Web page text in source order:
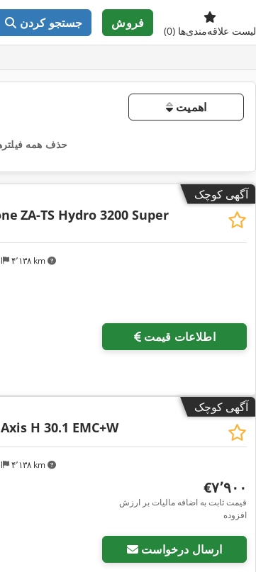
جستجو کردن فروش
لیست علاقه‌مندی‌ها (0)
اهمیت
حذف همه
آگهی کوچک
۴٬۱۳۸ km
ZA-TS Hydro 3200 Super
اطلاعات قیمت
آگهی کوچک
۴٬۱۳۸ km
Axis H 30.1 EMC+W
‎€۷٬۹۰۰
قیمت ثابت به اضافه مالیات بر ارزش
افزوده
ارسال درخواست